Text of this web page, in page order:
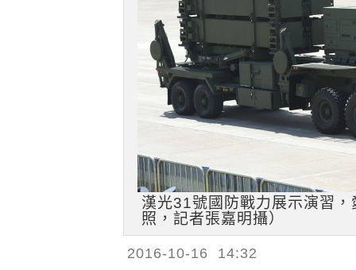
漢光31號國防戰力展示演習
照，記者張嘉明攝）
2016-10-16 14:32